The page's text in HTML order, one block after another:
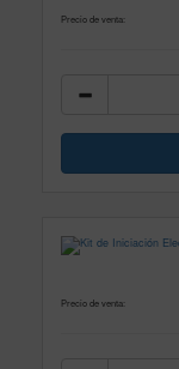
Precio de venta:
Precio de venta: